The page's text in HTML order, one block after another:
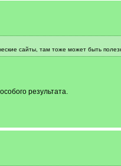
сайты, там тоже может быть
результата.